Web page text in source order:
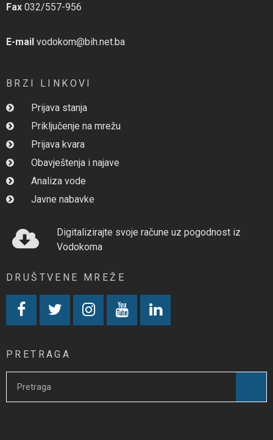
Fax 032/557-956
E-mail vodokom@bih.net.ba
BRZI LINKOVI
Prijava stanja
Priključenje na mrežu
Prijava kvara
Obavještenja i najave
Analiza vode
Javne nabavke
Digitalizirajte svoje račune uz pogodnost iz
Vodokoma
DRUŠTVENE MREŽE
PRETRAGA